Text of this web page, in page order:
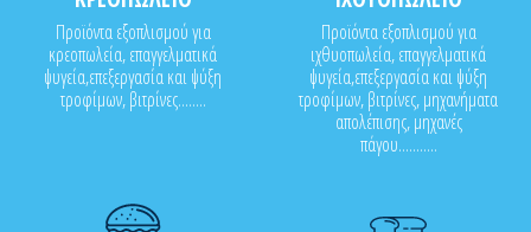
Προϊόντα εξοπλισμού για
κρεοπωλεία, επαγγελματικά
ψυγεία,επεξεργασία και ψύξη
τροφίμων, βιτρίνες........
Προϊόντα εξοπλισμού για
ιχθυοπωλεία, επαγγελματικά
ψυγεία,επεξεργασία και ψύξη
τροφίμων, βιτρίνες, μηχανήματα
απολέπισης, μηχανές
πάγου...........